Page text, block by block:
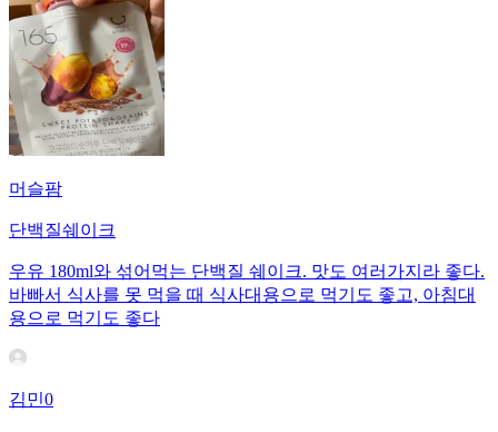
머슬팜
단백질쉐이크
우유 180ml와 섞어먹는 단백질 쉐이크. 맛도 여러가지라 좋다.
바빠서 식사를 못 먹을 때 식사대용으로 먹기도 좋고, 아침대
용으로 먹기도 좋다
김민0